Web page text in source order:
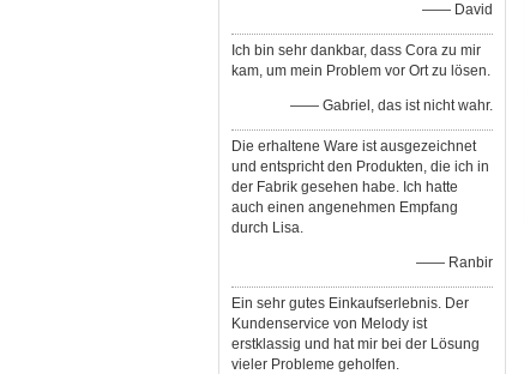
—— David
Ich bin sehr dankbar, dass Cora zu mir
kam, um mein Problem vor Ort zu lösen.
—— Gabriel, das ist nicht wahr.
Die erhaltene Ware ist ausgezeichnet
und entspricht den Produkten, die ich in
der Fabrik gesehen habe. Ich hatte
auch einen angenehmen Empfang
durch Lisa.
—— Ranbir
Ein sehr gutes Einkaufserlebnis. Der
Kundenservice von Melody ist
erstklassig und hat mir bei der Lösung
vieler Probleme geholfen.